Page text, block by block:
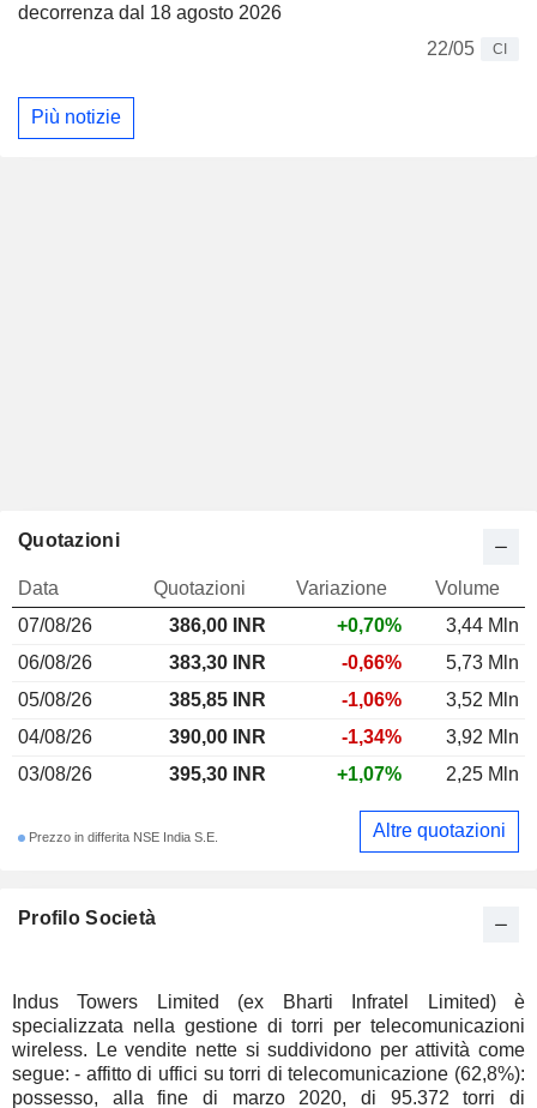
decorrenza dal 18 agosto 2026
22/05
CI
Più notizie
Profilo Società
Indus Towers Limited (ex Bharti Infratel Limited) è
specializzata nella gestione di torri per telecomunicazioni
wireless. Le vendite nette si suddividono per attività come
segue: - affitto di uffici su torri di telecomunicazione (62,8%):
possesso, alla fine di marzo 2020, di 95.372 torri di
Quotazioni
Data Quotazioni Variazione
Volume
07/08/26
386,00 INR +0,70%
3,44 Mln
06/08/26
383,30 INR -0,66%
5,73 Mln
05/08/26
385,85 INR -1,06%
3,52 Mln
04/08/26
390,00 INR -1,34%
3,92 Mln
03/08/26
395,30 INR +1,07% 2,25 Mln
Prezzo in differita NSE India S.E. Altre quotazioni